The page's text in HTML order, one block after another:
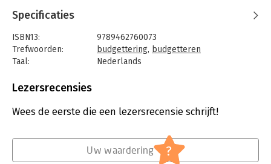
projectorganisaties is. Projectorganisaties zijn opgebouwd uit
schaarse hoeveelheid middelen. Het voortschrijdende resultaat
van deze projectenportfolio moet vervolgens optimaal
bijdragen aan de strategische doelstellingen van de
matrixorganisaties die zijn opgebouwd uit projectteams en
budgetteringsproces eruit moet zien om goed aan te sluiten
op projectorganisaties. Het boek bevat cases van vier
projectorganisaties: Heilijgers B.V., BAM Materieel, Strukton
Specificaties
ISBN13:
9789462760073
Trefwoorden:
budgettering, budgetteren
Taal:
Nederlands
Aantal pagina's:
Druk:
1
Financieel management
Serie:
Controlling en auditing in de praktijk
Lezersrecensies
Wees de eerste die een lezersrecensie schrijft!
Uw waardering ?